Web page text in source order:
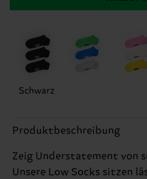
Schwarz
Produktbeschreibung
Zeig Understatement von
Unsere Low Socks sitzen